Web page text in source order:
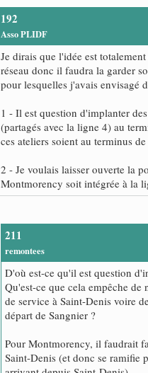
192
Asso PLIDF
Je dirais que l'idée est
réseau donc il faudra la garder
pour lesquelles j'avais envisagé
1 - Il est question d'implanter
(partagés avec la ligne 4) au
ces ateliers soient au terminus
2 - Je voulais laisser ouverte la
Montmorency soit intégrée à la
211
remontees
D'où est-ce qu'il est question
Qu'est-ce que cela empêche de
de service à Saint-Denis voire
départ de Sangnier ?
Pour Montmorency, il faudrait
Saint-Denis (et donc se ramifie